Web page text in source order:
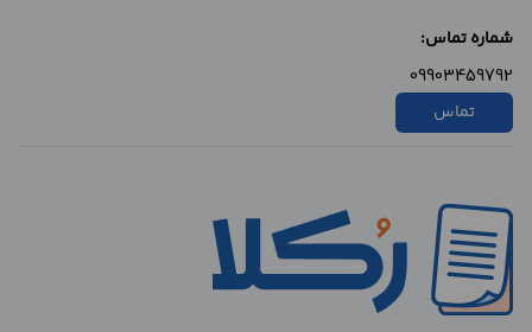
شماره تماس:
09903459792
تماس